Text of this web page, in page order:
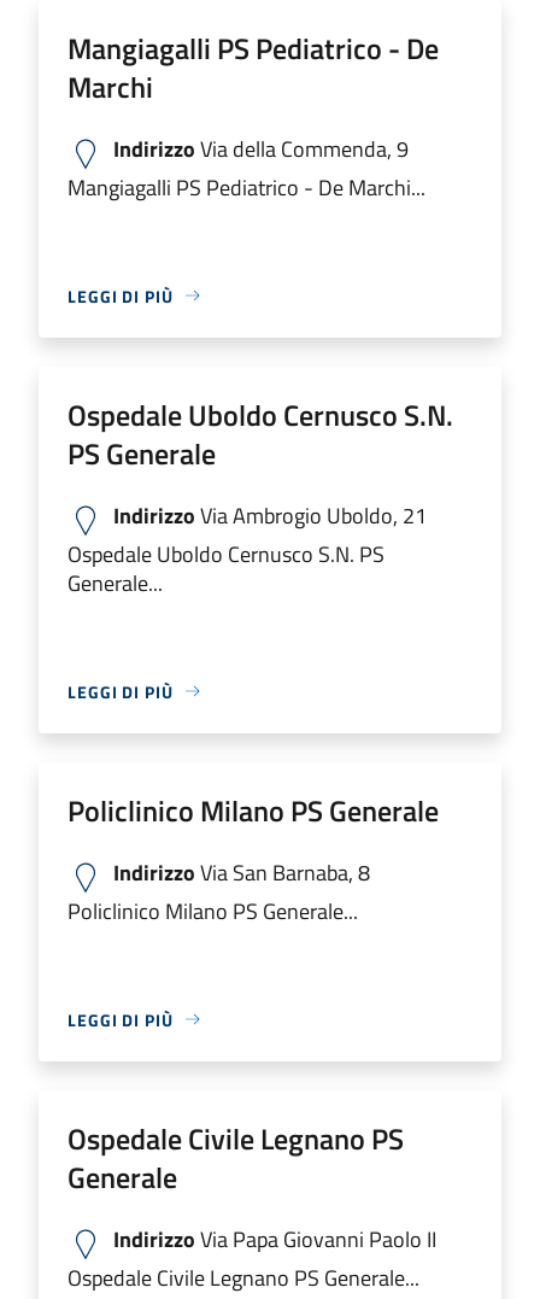
Mangiagalli PS Pediatrico - De
Marchi
IndirizzoVia della Commenda, 9
Mangiagalli PS Pediatrico - De Marchi...
LEGGI DI PIÙ
Ospedale Uboldo Cernusco S.N.
PS Generale
IndirizzoVia Ambrogio Uboldo, 21
Ospedale Uboldo Cernusco S.N. PS
Generale...
LEGGI DI PIÙ
Policlinico Milano PS Generale
IndirizzoVia San Barnaba, 8
Policlinico Milano PS Generale...
LEGGI DI PIÙ
Ospedale Civile Legnano PS
Generale
IndirizzoVia Papa Giovanni Paolo II
Ospedale Civile Legnano PS Generale...